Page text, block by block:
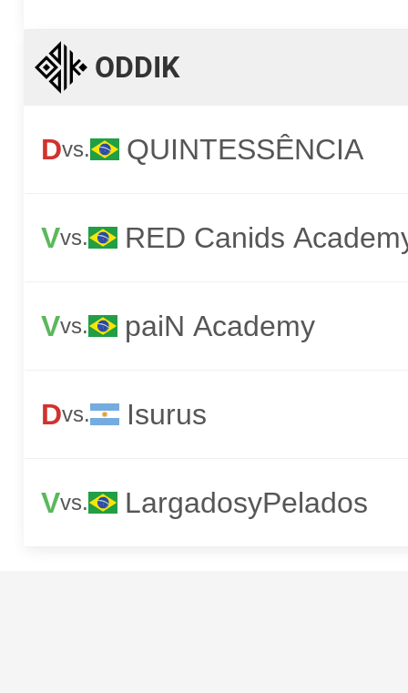
ODDIK
Dvs. QUINTESSÊNCIA
Vvs. RED Canids
Vvs. paiN Academy
Dvs. Isurus
Vvs. LargadosyPelados